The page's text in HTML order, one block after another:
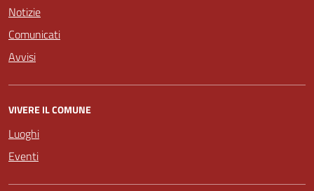
Notizie
Comunicati
Avvisi
VIVERE IL COMUNE
Luoghi
Eventi